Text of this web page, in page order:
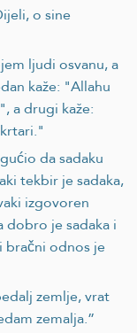
o sine
ljudi osvanu, a
kaže: "Allahu
a drugi kaže:
da sadaku
tekbir je sadaka,
izgovoren
dobro je sadaka i
bračni odnos je
zemlje, vrat
zemalja.”